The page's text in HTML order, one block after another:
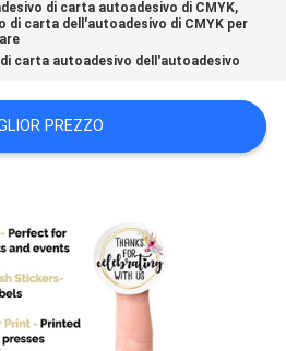
di carta autoadesivo di CMYK,
di carta dell'autoadesivo di CMYK per
di carta autoadesivo dell'autoadesivo
PREZZO